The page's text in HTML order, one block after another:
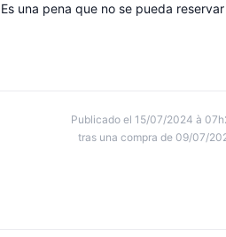
una pena que no se pueda reservar
Publicado el 15/07/2024 à
tras una compra de 09/07/